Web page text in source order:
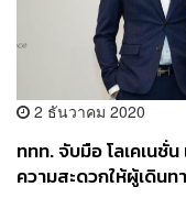
2 ธันวาคม 2020
ททท. จับมือ โลเคเนชั่
ความสะดวกให้ผู้เดินท